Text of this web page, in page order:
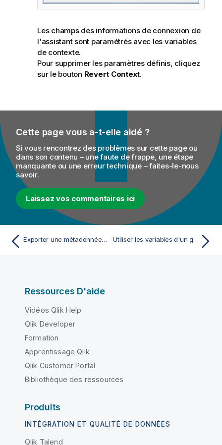
Les champs des informations de connexion de
l'assistant sont paramétrés avec les variables
de contexte.
Pour supprimer les paramètres définis, cliquez
sur le bouton Revert Context.
Cette page vous a-t-elle aidé ?
Si vous rencontrez des problèmes sur cette page ou
dans son contenu – une faute de frappe, une étape
manquante ou une erreur technique – faites-le-nous
savoir.
Laissez vos commentaires ici
Exporter une métadonnée en tant que contexte et réutiliser ses paramètres de contexte pour configurer une connexion Utiliser les variables d'un groupe de contextes existant afin de configurer une connexion
Ressources D'aide
Vidéos Qlik Help
Qlik Developer
Formation
Apprentissage Qlik
Qlik Customer Portal
Bibliothèque des ressources
Produits
INTÉGRATION ET QUALITÉ DE DONNÉES
Qlik Talend